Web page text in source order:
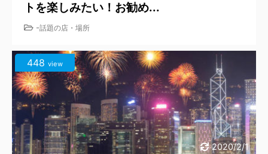
トを楽しみたい！お勧め...
-話題の店・場所
2020/2/1
448 view